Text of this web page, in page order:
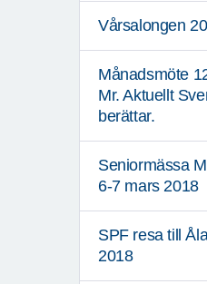
Vårsalongen
Månadsmöte
Mr. Aktuellt
berättar.
Seniormässa
6-7 mars 2018
SPF resa till
2018